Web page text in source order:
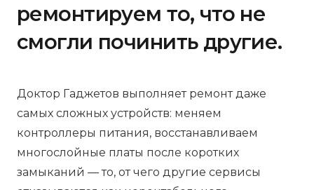
ремонтируем то, что не
смогли починить другие.
Доктор Гаджетов выполняет ремонт даже
самых сложных устройств: меняем
контроллеры питания, восстанавливаем
многослойные платы после коротких
замыканий — то, от чего другие сервисы